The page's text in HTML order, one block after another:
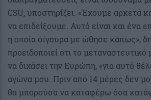
CSU, υποστηρίζει. «Έχουμε αρκετά
να επιδείξουμε. Αυτό είναι και ένα
η οποία σίγουρα με ώθησε κάπως»,
προειδοποιεί ότι το μεταναστευτικό
να διχάσει την Ευρώπη, «για αυτό
αγώνα μου. Πριν από 14 μέρες δεν
θα μπορούσα να καταφέρω όσα